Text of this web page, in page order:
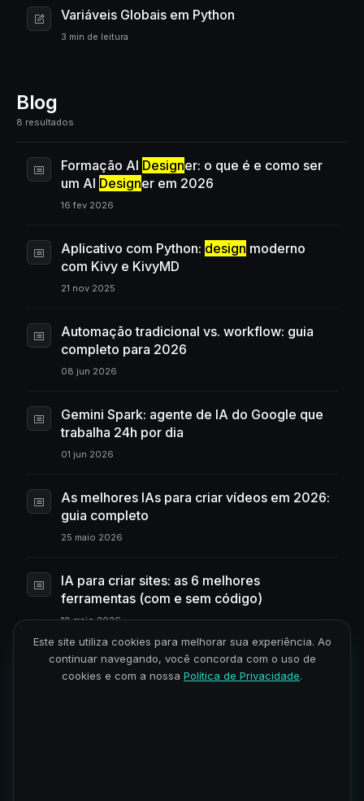
Variáveis Globais em Python
3 min de leitura
Blog
8 resultados
Formação AI Designer: o que é e como ser
um AI Designer em 2026
16 fev 2026
Aplicativo com Python: design moderno
com Kivy e KivyMD
21 nov 2025
Automação tradicional vs. workflow: guia
completo para 2026
08 jun 2026
Gemini Spark: agente de IA do Google que
trabalha 24h por dia
01 jun 2026
As melhores IAs para criar vídeos em 2026:
guia completo
25 maio 2026
IA para criar sites: as 6 melhores
ferramentas (com e sem código)
18 maio 2026
Claude Code em 2026: skills, plugins e
como usar
Este site utiliza cookies para melhorar sua experiência. Ao
continuar navegando, você concorda com o uso de
cookies e com a nossa Política de Privacidade.